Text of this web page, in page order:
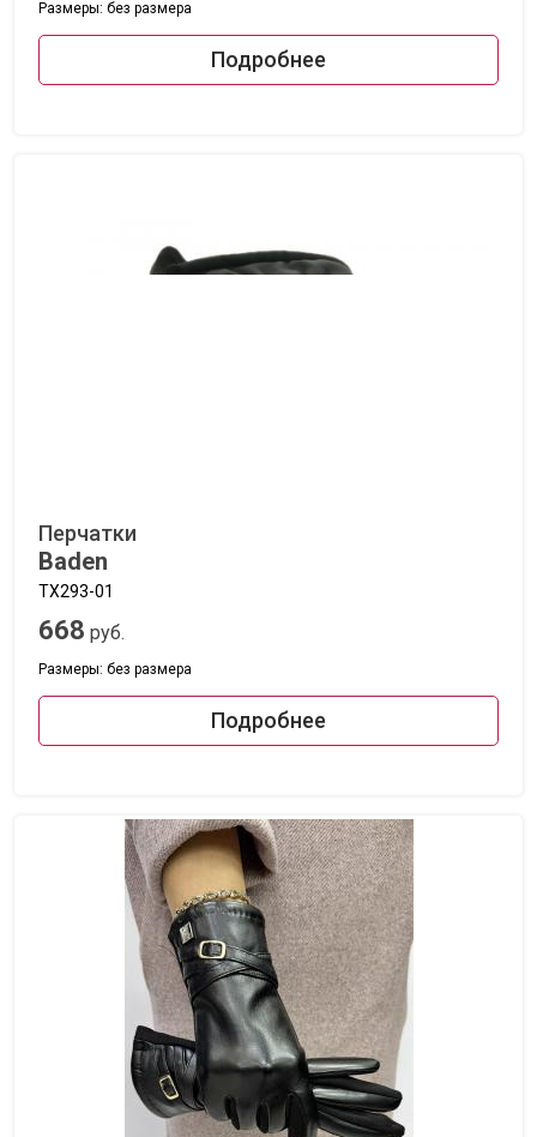
Размеры: без размера
Подробнее
Перчатки
Baden
TX293-01
668 руб.
Размеры: без размера
Подробнее